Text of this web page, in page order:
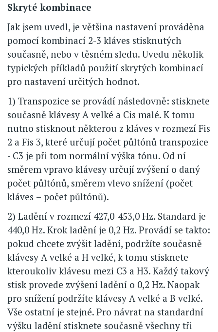
Skryté kombinace
Jak jsem uvedl, je většina nastavení prováděna
pomocí kombinací 2-3 kláves stisknutých
současně, nebo v těsném sledu. Uvedu několik
typických příkladů použití skrytých kombinací
pro nastavení určitých hodnot.
1) Transpozice se provádí následovně: stisknete
současně klávesy A velké a Cis malé. K tomu
nutno stisknout některou z kláves v rozmezí Fis
2 a Fis 3, které určují počet půltónů transpozice
- C3 je při tom normální výška tónu. Od ní
směrem vpravo klávesy určují zvýšení o daný
počet půltónů, směrem vlevo snížení (počet
kláves = počet půltónů).
2) Ladění v rozmezí 427,0-453,0 Hz. Standard je
440,0 Hz. Krok ladění je 0,2 Hz. Provádí se takto:
pokud chcete zvýšit ladění, podržíte současně
klávesy A velké a H velké, k tomu stisknete
kteroukoliv klávesu mezi C3 a H3. Každý takový
stisk provede zvýšení ladění o 0,2 Hz. Naopak
pro snížení podržíte klávesy A velké a B velké.
Vše ostatní je stejné. Pro návrat na standardní
výšku ladění stisknete současně všechny tři